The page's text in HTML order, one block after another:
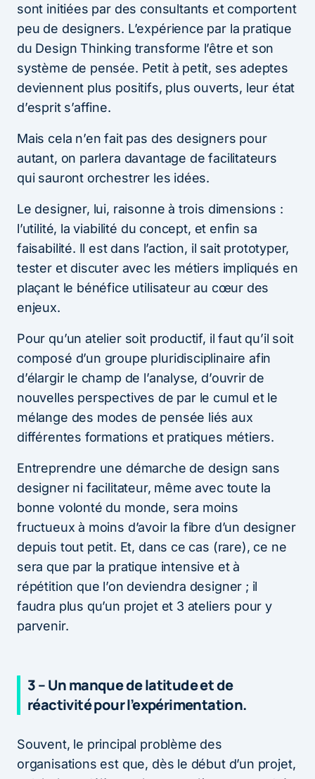
sont initiées par des consultants et comportent
peu de designers. L’expérience par la pratique
du Design Thinking transforme l’être et son
système de pensée. Petit à petit, ses adeptes
deviennent plus positifs, plus ouverts, leur état
d’esprit s’affine.
Mais cela n’en fait pas des designers pour
autant, on parlera davantage de facilitateurs
qui sauront orchestrer les idées.
Le designer, lui, raisonne à trois dimensions :
l’utilité, la viabilité du concept, et enfin sa
faisabilité. Il est dans l’action, il sait prototyper,
tester et discuter avec les métiers impliqués en
plaçant le bénéfice utilisateur au cœur des
enjeux.
Pour qu’un atelier soit productif, il faut qu’il soit
composé d’un groupe pluridisciplinaire afin
d’élargir le champ de l’analyse, d’ouvrir de
nouvelles perspectives de par le cumul et le
mélange des modes de pensée liés aux
différentes formations et pratiques métiers.
Entreprendre une démarche de design sans
designer ni facilitateur, même avec toute la
bonne volonté du monde, sera moins
fructueux à moins d’avoir la fibre d’un designer
depuis tout petit. Et, dans ce cas (rare), ce ne
sera que par la pratique intensive et à
répétition que l’on deviendra designer ; il
faudra plus qu’un projet et 3 ateliers pour y
parvenir.
3 – Un manque de latitude et de
réactivité pour l’expérimentation.
Souvent, le principal problème des
organisations est que, dès le début d’un projet,